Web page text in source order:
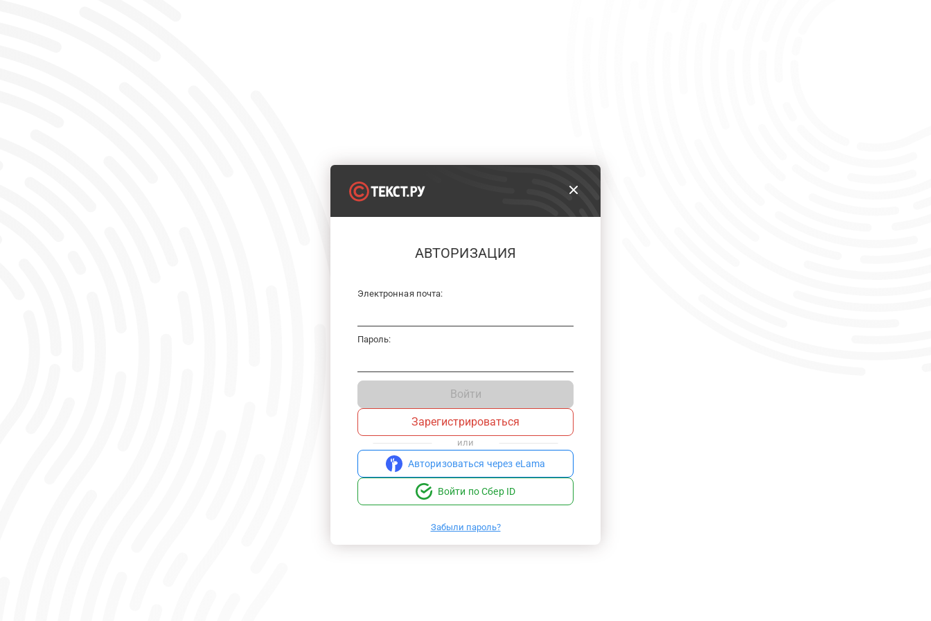
АВТОРИЗАЦИЯ
Электронная почта:
Пароль:
Войти
Зарегистрироваться
или
Авторизоваться через eLama
Войти по Сбер ID
Забыли пароль?